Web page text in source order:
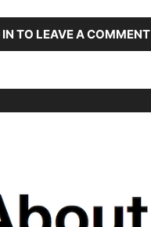
IN TO LEAVE A COMMENT